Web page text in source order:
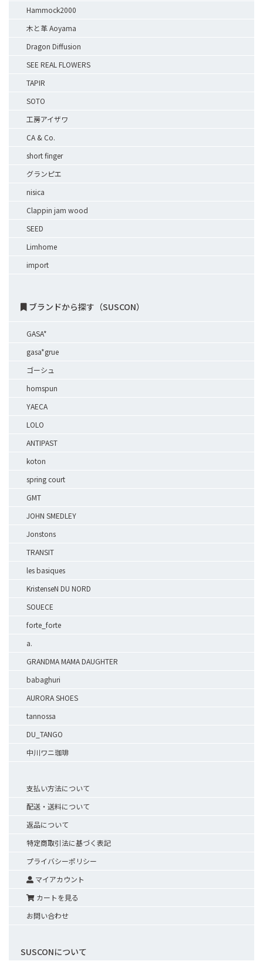
Hammock2000
木と革 Aoyama
Dragon Diffusion
SEE REAL FLOWERS
TAPIR
SOTO
工房アイザワ
CA & Co.
short finger
グランピエ
nisica
Clappin jam wood
SEED
Limhome
import
ブランドから探す（SUSCON）
GASA*
gasa*grue
ゴーシュ
homspun
YAECA
LOLO
ANTIPAST
koton
spring court
GMT
JOHN SMEDLEY
Jonstons
TRANSIT
les basiques
KristenseN DU NORD
SOUECE
forte_forte
a.
GRANDMA MAMA DAUGHTER
babaghuri
AURORA SHOES
tannossa
DU_TANGO
中川ワニ珈琲
支払い方法について
配送・送料について
返品について
特定商取引法に基づく表記
プライバシーポリシー
マイアカウント
カートを見る
お問い合わせ
SUSCONについて